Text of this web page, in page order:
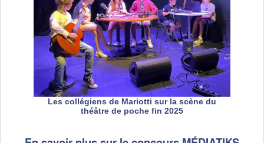
Les collégiens de Mariotti sur la scène du
théâtre de poche fin 2025